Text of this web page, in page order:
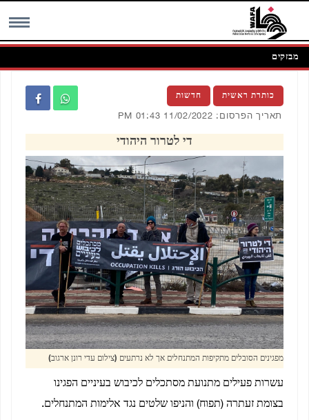
מבזקים
כותרת ראשית חדשות
תאריך הפרסום: 11/02/2022 01:43 PM
די לטרור היהודי
מפגינים הסובלים מתקיפות המתנחלים אך לא נרתעים (צילום עדי רונן ארגוב)
עשרות פעילים מתנועת מסתכלים לכיבוש בעיניים הפגינו
בצומת זעתרה (תפוח) והניפו שלטים נגד אלימות המתנחלים.